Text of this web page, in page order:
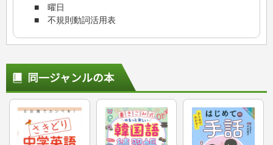
■ 曜日
■ 不規則動詞活用表
同一ジャンルの本